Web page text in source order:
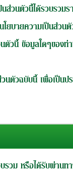
วนตัวนี้ได้รวบรว
ยบายความเป็นส่ว
วนี้ ข้อมูลใดๆของ
นตัวฉบับนี้ เพื่อเป็น
ม หรือได้รับผ่านท